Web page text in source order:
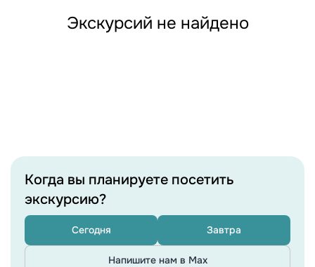
Экскурсий не найдено
Когда вы планируете посетить
экскурсию?
Сегодня Завтра
Напишите нам в Max